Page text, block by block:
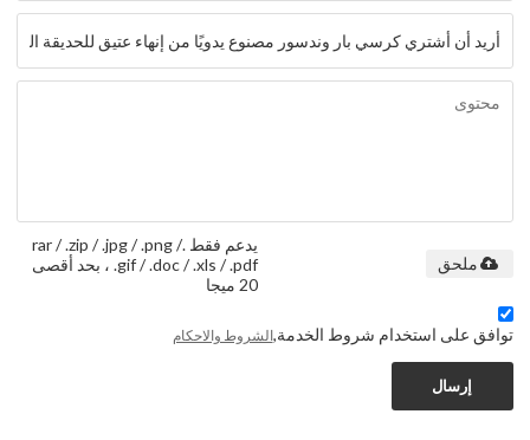
يدعم فقط .rar / .zip / .jpg / .png /
.gif / .doc / .xls / .pdf ، بحد أقصى
20 ميجا
ملحق
توافق على استخدام شروط الخدمة,الشروط والاحكام
إرسال